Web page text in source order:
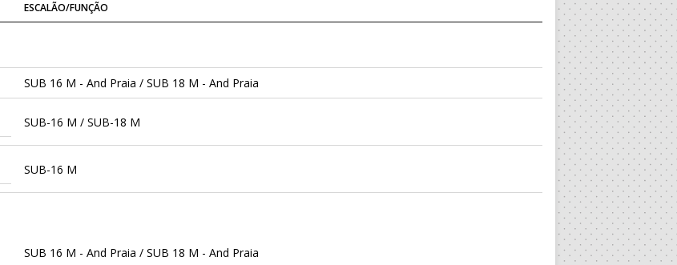
ESCALÃO/FUNÇÃO
SUB 16 M - And Praia / SUB 18 M - And Praia
SUB-16 M / SUB-18 M
SUB-16 M
SUB 16 M - And Praia / SUB 18 M - And Praia